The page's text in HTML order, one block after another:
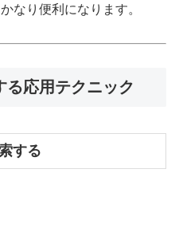
なり便利になります。
る応用テクニック
する